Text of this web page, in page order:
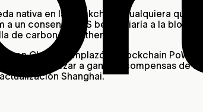
nativa en la blockchain. Cualquiera que
un consenso PoS beneficiaría a la
de carbono de Ethereum.
Chain reemplazó la blockchain PoW de
para empezar a ganar recompensas de
Shanghai.